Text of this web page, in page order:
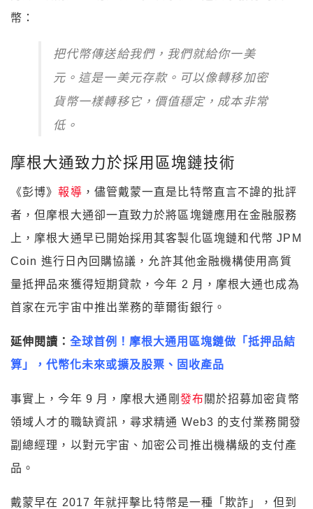
幣：
把代幣傳送給我們，我們就給你一美
元。這是一美元存款。可以像轉移加密
貨幣一樣轉移它，價值穩定，成本非常
低。
摩根大通致力於採用區塊鏈技術
《彭博》報導 ，儘管戴蒙一直是比特幣直言不諱的批評
者，但摩根大通卻一直致力於將區塊鏈應用在金融服務
上，摩根大通早已開始採用其客製化區塊鏈和代幣 JPM
Coin 進行日內回購協議，允許其他金融機構使用高質
量抵押品來獲得短期貸款，今年 2 月，摩根大通也成為
首家在元宇宙中推出業務的華爾街銀行。
延伸閱讀： 全球首例！摩根大通用區塊鏈做「抵押品結
算」，代幣化未來或擴及股票、固收產品
事實上，今年 9 月，摩根大通剛 發布 關於招募加密貨幣
領域人才的職缺資訊，尋求精通 Web3 的支付業務開發
副總經理，以對元宇宙、加密公司推出機構級的支付產
品。
戴蒙早在 2017 年就抨擊比特幣是一種「欺詐」，但到